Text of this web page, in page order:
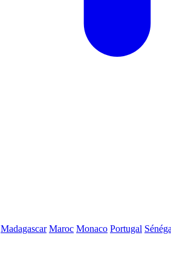
Madagascar Maroc Monaco Portugal